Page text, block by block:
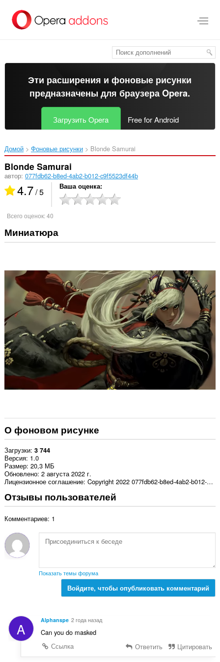
перейти
Эти расширения и фоновые рисунки
предназначены длябраузера Opera.
Загрузить Opera Free for Android
Домой Фоновые рисунки Blonde Samurai‎
Blonde Samurai
автор: 077fdb62-b8ed-4ab2-b012-c9f5523df44b
4.7/ 5 Ваша оценка
Всего оценок:40
Миниатюра
О фоновом рисунке
Загрузки 3 744
Версия 1.0
Размер 20,3 МБ
Обновлено 2 августа 2022 г.
Лицензионное соглашение
Copyright 2022 077fdb62-b8ed-4ab2-b012-c9f5523df44b
Отзывы пользователей
Комментариев: 1
Показать темы форума
Войдите, чтобы опубликовать комментарий
A Alphanspe 2 года назад
Can you do masked
Ссылка
Ответить Цитировать